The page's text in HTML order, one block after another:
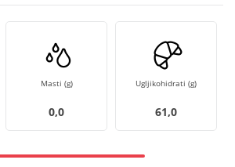
Masti (g)
0,0
Ugljikohidrati (g)
61,0